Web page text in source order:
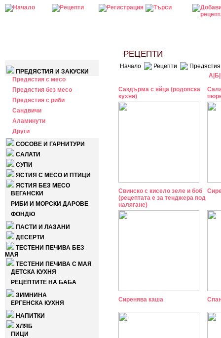
ПРЕДЯСТИЯ И ЗАКУСКИ
Предястия с месо
Предястия без месо
Предястия с риби
Сандвичи
Аламинути
Други
СОСОВЕ И ГАРНИТУРИ
САЛАТИ
СУПИ
ЯСТИЯ С МЕСО И ПТИЦИ
ЯСТИЯ БЕЗ МЕСО
ВЕГАНСКИ
РИБИ И МОРСКИ ДАРОВЕ
ФОНДЮ
ПАСТИ И ЛАЗАНИ
ДЕСЕРТИ
ТЕСТЕНИ ПЕЧИВА БЕЗ
МАЯ
ТЕСТЕНИ ПЕЧИВА С МАЯ
ДЕТСКА КУХНЯ
РЕЦЕПТИТЕ НА БАБА
ЗИМНИНА
ЕРГЕНСКА КУХНЯ
НАПИТКИ
ХЛЯБ
ПИЦИ
РЕЦЕПТИ
Начало Рецепти
Предястия
А Б
Саздърма с яйца (родопска
кухня)
Свинско с кисело зеле и боб
(рецептата е за тенджера под
налягане)
Сиренява каша